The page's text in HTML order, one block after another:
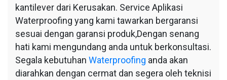
kantilever dari Kerusakan. Service Aplikasi
Waterproofing yang kami tawarkan bergaransi
sesuai dengan garansi produk,Dengan senang
hati kami mengundang anda untuk berkonsultasi.
Segala kebutuhan Waterproofing anda akan
diarahkan dengan cermat dan segera oleh teknisi